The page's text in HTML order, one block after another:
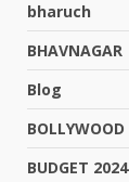
bharuch
BHAVNAGAR
Blog
BOLLYWOOD
BUDGET 2024